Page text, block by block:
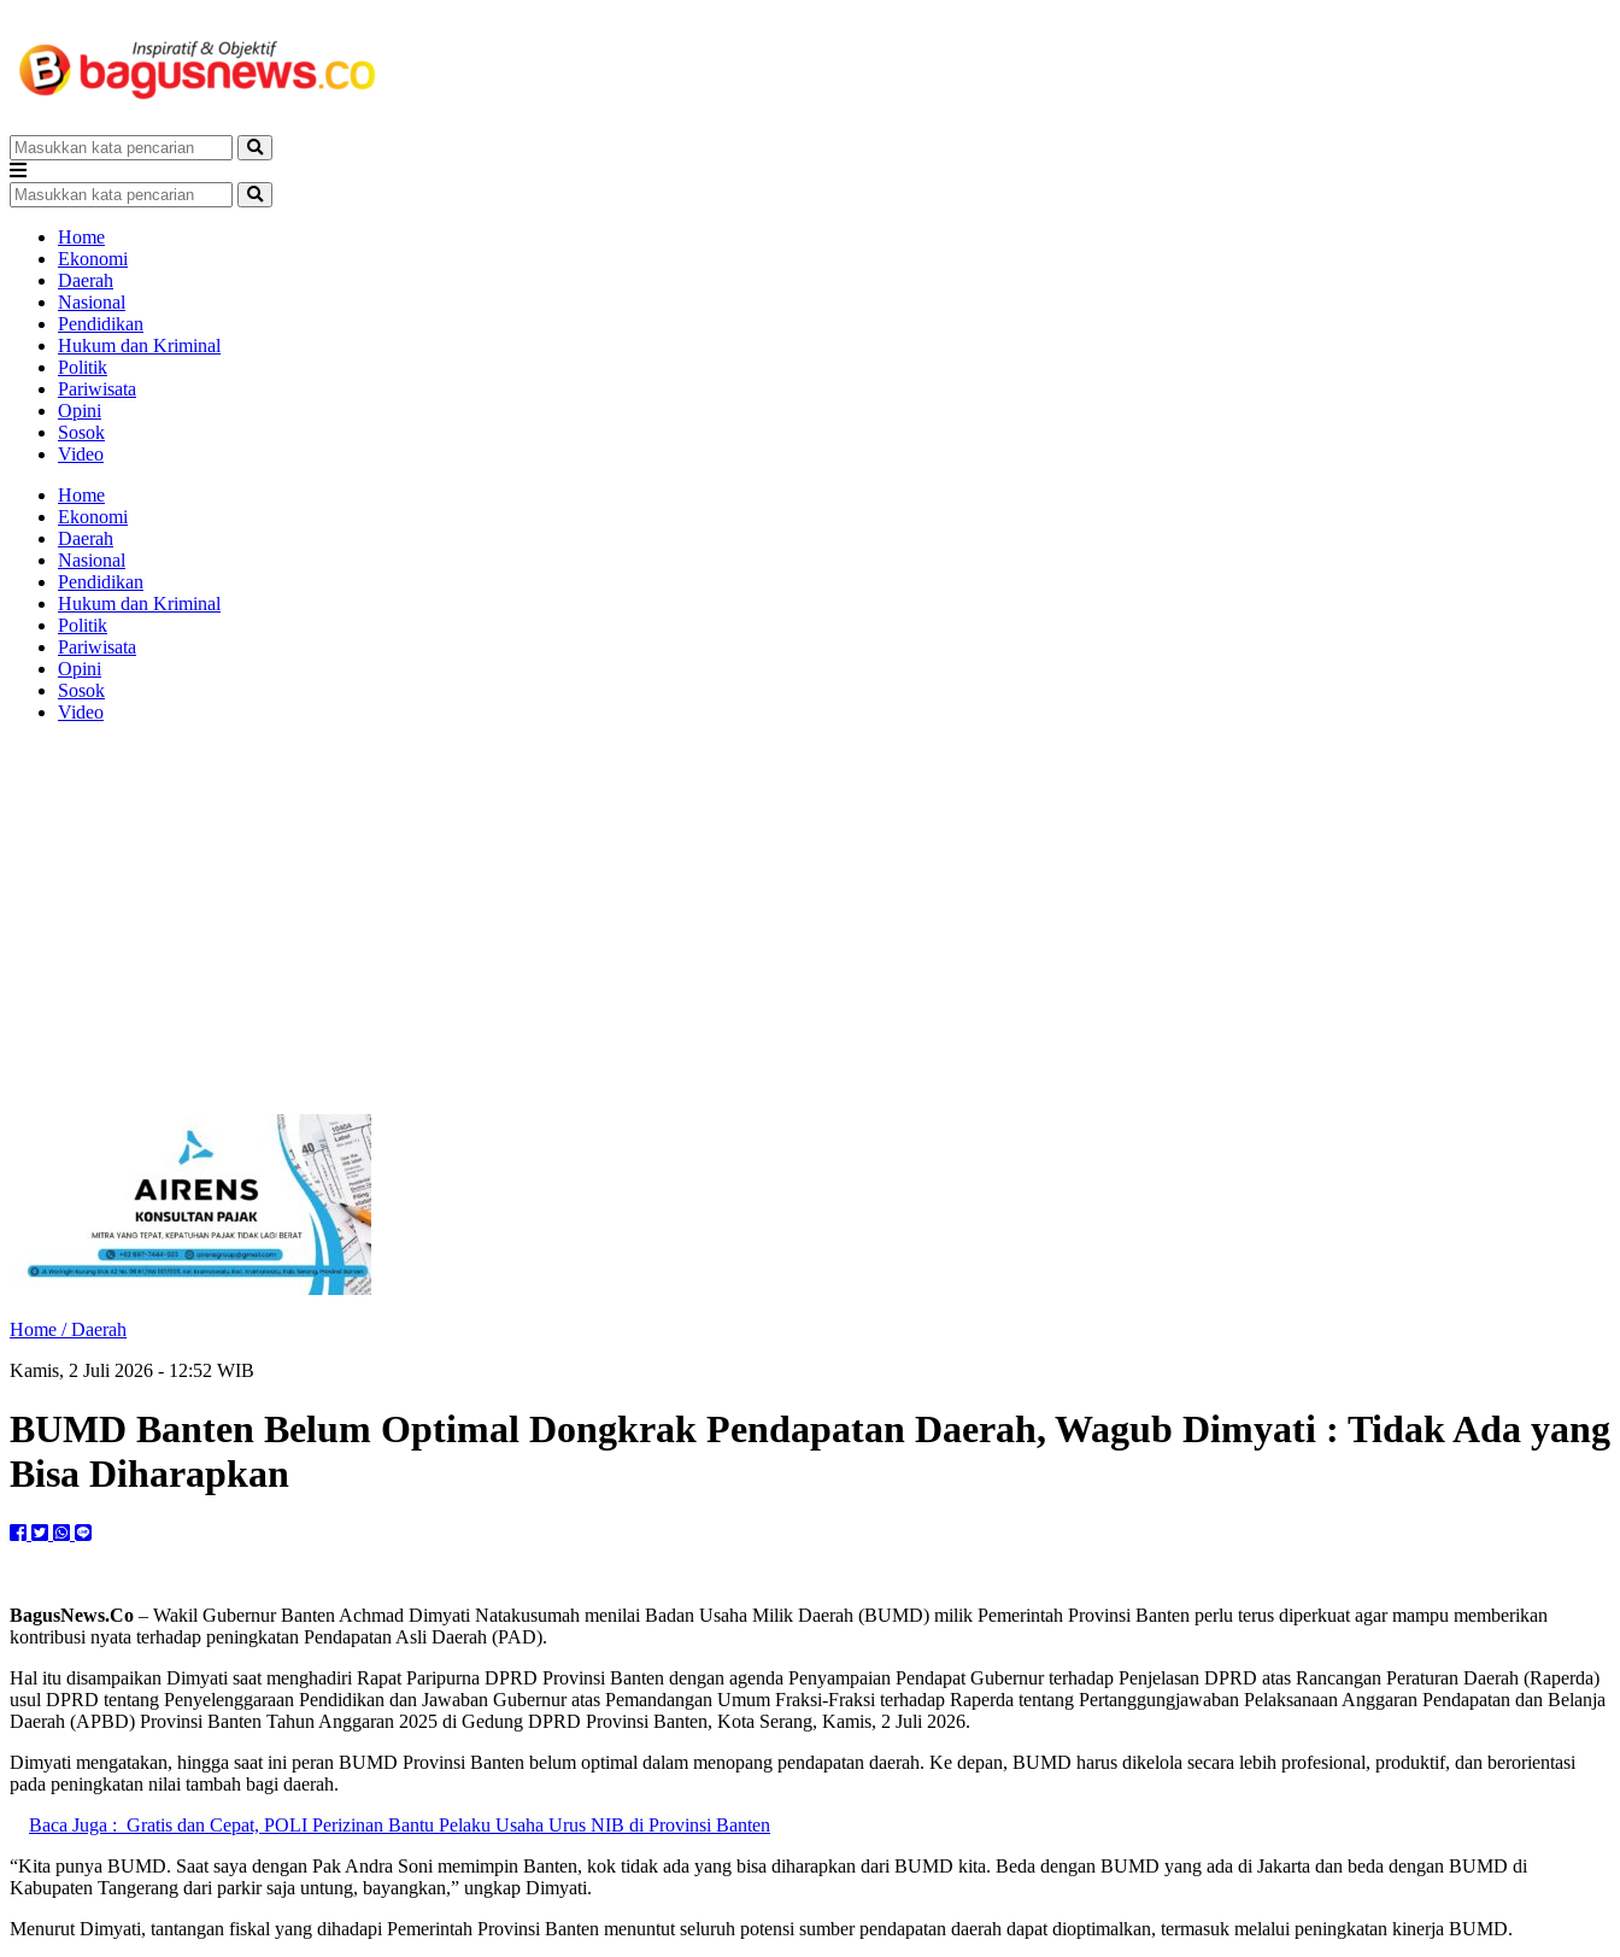
Home
Ekonomi
Daerah
Nasional
Pendidikan
Hukum dan Kriminal
Politik
Pariwisata
Opini
Sosok
Video
Home
Ekonomi
Daerah
Nasional
Pendidikan
Hukum dan Kriminal
Politik
Pariwisata
Opini
Sosok
Video
Home /Daerah
Kamis, 2 Juli 2026 - 12:52 WIB
BUMD Banten Belum Optimal Dongkrak Pendapatan Daerah, Wagub Dimyati : Tidak Ada yang
Bisa Diharapkan
BagusNews.Co – Wakil Gubernur Banten Achmad Dimyati Natakusumah menilai Badan Usaha Milik Daerah (BUMD) milik Pemerintah Provinsi Banten perlu terus diperkuat agar mampu memberikan
kontribusi nyata terhadap peningkatan Pendapatan Asli Daerah (PAD).
Hal itu disampaikan Dimyati saat menghadiri Rapat Paripurna DPRD Provinsi Banten dengan agenda Penyampaian Pendapat Gubernur terhadap Penjelasan DPRD atas Rancangan Peraturan Daerah (Raperda)
usul DPRD tentang Penyelenggaraan Pendidikan dan Jawaban Gubernur atas Pemandangan Umum Fraksi-Fraksi terhadap Raperda tentang Pertanggungjawaban Pelaksanaan Anggaran Pendapatan dan Belanja
Daerah (APBD) Provinsi Banten Tahun Anggaran 2025 di Gedung DPRD Provinsi Banten, Kota Serang, Kamis, 2 Juli 2026.
Dimyati mengatakan, hingga saat ini peran BUMD Provinsi Banten belum optimal dalam menopang pendapatan daerah. Ke depan, BUMD harus dikelola secara lebih profesional, produktif, dan berorientasi
pada peningkatan nilai tambah bagi daerah.
Baca Juga : Gratis dan Cepat, POLI Perizinan Bantu Pelaku Usaha Urus NIB di Provinsi Banten
“Kita punya BUMD. Saat saya dengan Pak Andra Soni memimpin Banten, kok tidak ada yang bisa diharapkan dari BUMD kita. Beda dengan BUMD yang ada di Jakarta dan beda dengan BUMD di
Kabupaten Tangerang dari parkir saja untung, bayangkan,” ungkap Dimyati.
Menurut Dimyati, tantangan fiskal yang dihadapi Pemerintah Provinsi Banten menuntut seluruh potensi sumber pendapatan daerah dapat dioptimalkan, termasuk melalui peningkatan kinerja BUMD.